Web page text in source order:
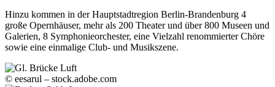
Hinzu kommen in der Hauptstadtregion Berlin-Brandenburg 4
große Opernhäuser, mehr als 200 Theater und über 800 Museen und
Galerien, 8 Symphonieorchester, eine Vielzahl renommierter Chöre
sowie eine einmalige Club- und Musikszene.
© eesarul – stock.adobe.com